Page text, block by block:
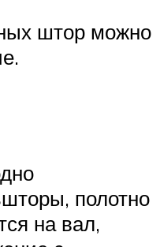
штор можно
полотно
на вал,